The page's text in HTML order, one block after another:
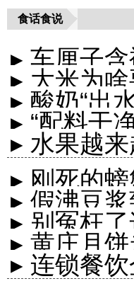
食话食说
▸ 车厘子
▸ 大米为啥
▸ 酸奶“出
▸ “配料干
▸ 水果越
▸ 刚死的
▸ 假沸豆
▸ 别冤枉
▸ 黄庄月
▸ 连锁餐